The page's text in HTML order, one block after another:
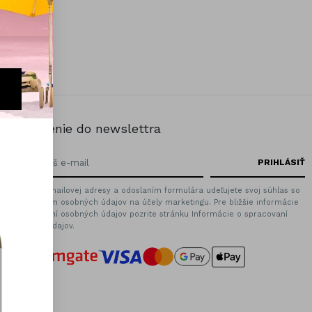
Prihlásenie do newslettra
Zadaním emailovej adresy a odoslaním formulára udeľujete svoj súhlas so
spracovaním osobných údajov na účely marketingu. Pre bližšie informácie
o spracovaní osobných údajov pozrite stránku Informácie o spracovaní
osobných údajov.